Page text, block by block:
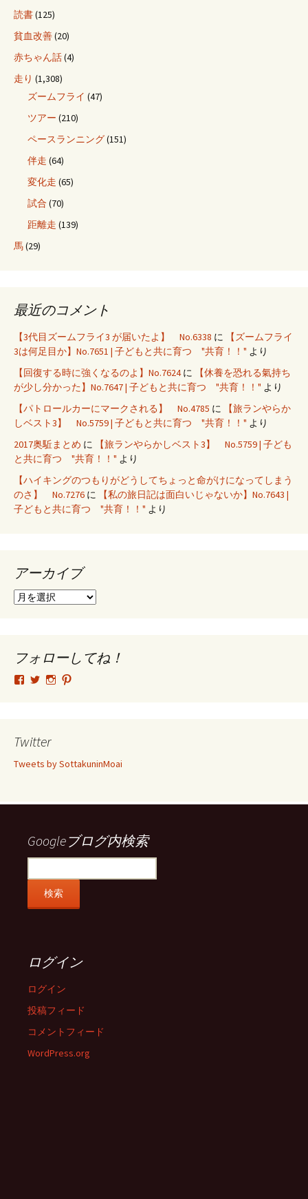
読書(125)
貧血改善(20)
赤ちゃん話(4)
走り (1,308)
ズームフライ (47)
ツアー (210)
ペースランニング(151)
伴走 (64)
変化走 (65)
試合 (70)
距離走 (139)
馬(29)
最近のコメント
【3代目ズームフライ3 が届いたよ】 No.6338 に
【ズームフライ
3は何足目か】No.7651 | 子どもと共に育つ "共育！！" より
【回復する時に強くなるのよ】No.7624に
【休養を恐れる氣持ち
が少し分かった】No.7647 | 子どもと共に育つ "共育！！" より
【パトロールカーにマークされる】 No.4785 に
【旅ランやらか
しベスト3】 No.5759 | 子どもと共に育つ "共育！！" より
2017奥駈まとめ に
【旅ランやらかしベスト3】 No.5759 | 子ども
と共に育つ "共育！！" より
【ハイキングのつもりがどうしてちょっと命がけになってしまう
のさ】 No.7276 に
【私の旅日記は面白いじゃないか】No.7643 |
子どもと共に育つ "共育！！" より
アーカイブ
ア
ブ
フォローしてね！
tsutomu.hattori.33
フ
ー
SottakuninMoai
フ
ー
tsutomu.hattori.33
ー ー
示
Twitter
Tweets by SottakuninMoai
Googleブログ内検索
ログイン
ログイン
投稿フィード
コメントフィード
WordPress.org